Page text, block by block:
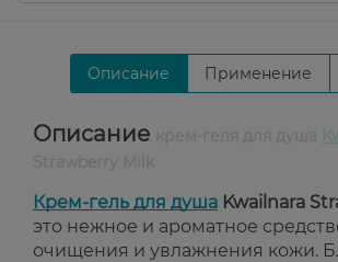
Описание Применение
Описание
Крем-гель для душа Kwailnara
это нежное и ароматное
очищения и увлажнения кожи.